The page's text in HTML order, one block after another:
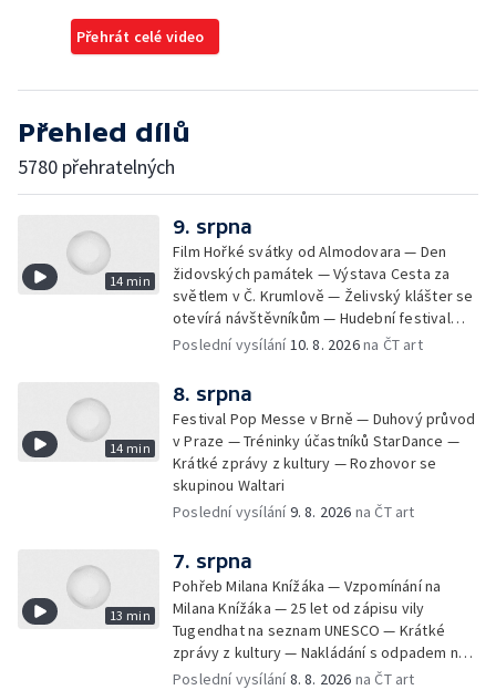
Přehrát celé video
Přehled dílů
5780 přehratelných
14 min
9. srpna
Film Hořké svátky od Almodovara — Den
židovských památek — Výstava Cesta za
světlem v Č. Krumlově — Želivský klášter se
otevírá návštěvníkům — Hudební festival
Vyrij u Kyjeva — Fat Dog na Pop Messe
Poslední vysílání10. 8. 2026na ČT art
14 min
8. srpna
Festival Pop Messe v Brně — Duhový průvod
v Praze — Tréninky účastníků StarDance —
Krátké zprávy z kultury — Rozhovor se
skupinou Waltari
Poslední vysílání9. 8. 2026 na ČT art
13 min
7. srpna
Pohřeb Milana Knížáka — Vzpomínání na
Milana Knížáka — 25 let od zápisu vily
Tugendhat na seznam UNESCO — Krátké
zprávy z kultury — Nakládání s odpadem na
festivalu Brutal Assault — Koncert Marka
Poslední vysílání8. 8. 2026 na ČT art